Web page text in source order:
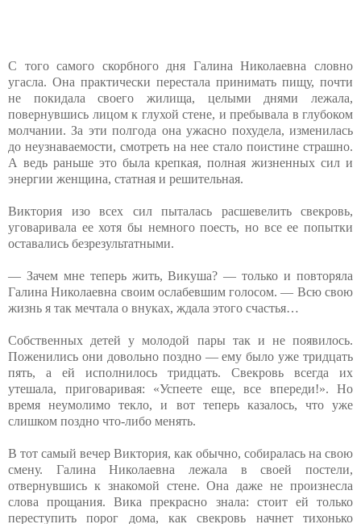
С того самого скорбного дня Галина Николаевна словно
угасла. Она практически перестала принимать пищу, почти
не покидала своего жилища, целыми днями лежала,
повернувшись лицом к глухой стене, и пребывала в глубоком
молчании. За эти полгода она ужасно похудела, изменилась
до неузнаваемости, смотреть на нее стало поистине страшно.
А ведь раньше это была крепкая, полная жизненных сил и
энергии женщина, статная и решительная.
Виктория изо всех сил пыталась расшевелить свекровь,
уговаривала ее хотя бы немного поесть, но все ее попытки
оставались безрезультатными.
— Зачем мне теперь жить, Викуша? — только и повторяла
Галина Николаевна своим ослабевшим голосом. — Всю свою
жизнь я так мечтала о внуках, ждала этого счастья…
Собственных детей у молодой пары так и не появилось.
Поженились они довольно поздно — ему было уже тридцать
пять, а ей исполнилось тридцать. Свекровь всегда их
утешала, приговаривая: «Успеете еще, все впереди!». Но
время неумолимо текло, и вот теперь казалось, что уже
слишком поздно что-либо менять.
В тот самый вечер Виктория, как обычно, собиралась на свою
смену. Галина Николаевна лежала в своей постели,
отвернувшись к знакомой стене. Она даже не произнесла
слова прощания. Вика прекрасно знала: стоит ей только
переступить порог дома, как свекровь начнет тихонько